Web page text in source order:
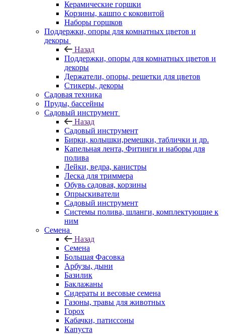
Керамические горшки
Корзины, кашпо с коковитой
Наборы горшков
Поддержки, опоры для комнатных цветов и
декоры
Назад
Поддержки, опоры для комнатных цветов и
декоры
Держатели, опоры, решетки для цветов
Стикеры, декоры
Садовая техника
Пруды, бассейны
Садовый инструмент
Назад
Садовый инструмент
Бирки, колышки,ремешки, таблички и др.
Капельная лента, Фитинги и наборы для
полива
Лейки, ведра, канистры
Леска для триммера
Обувь садовая, корзины
Опрыскиватели
Садовый инструмент
Системы полива, шланги, комплектующие к
ним
Семена
Назад
Семена
Большая Фасовка
Арбузы, дыни
Базилик
Баклажаны
Сидераты и весовые семена
Газоны, травы для животных
Горох
Кабачки, патиссоны
Капуста